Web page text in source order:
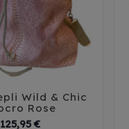
 
Wild & Chic
Rose
125,95 €Prix